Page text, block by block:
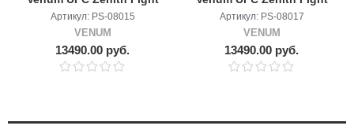
Night Black/White
Артикул: PS-08015
VENUM
13490.00 руб.
Night Black/Gold
Артикул: PS-08017
VENUM
13490.00 руб.